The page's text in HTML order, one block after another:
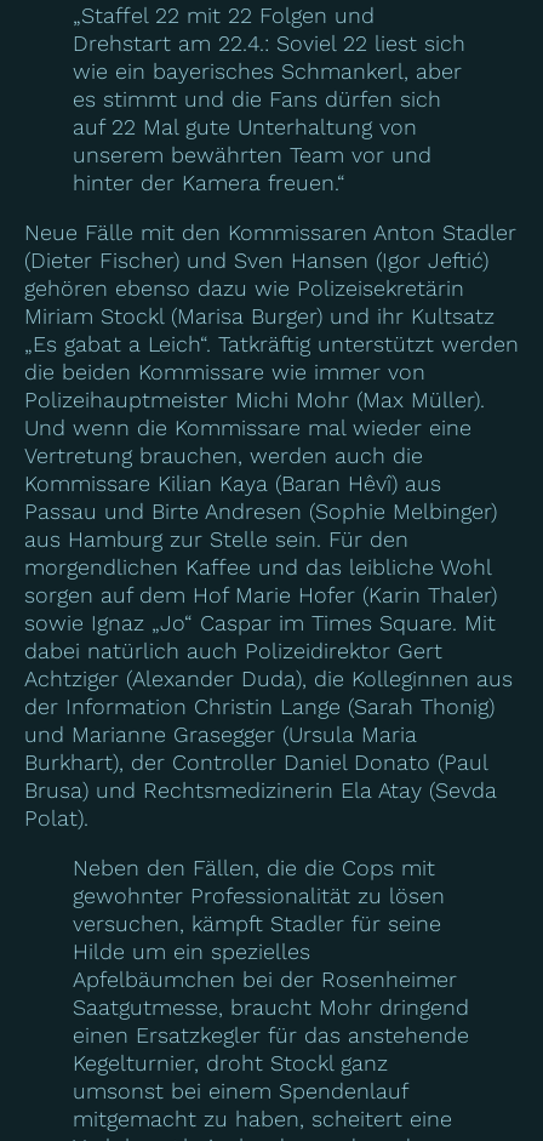
„Staffel 22 mit 22 Folgen und
Drehstart am 22.4.: Soviel 22 liest sich
wie ein bayerisches Schmankerl, aber
es stimmt und die Fans dürfen sich
auf 22 Mal gute Unterhaltung von
unserem bewährten Team vor und
hinter der Kamera freuen.“
Neue Fälle mit den Kommissaren Anton Stadler
(Dieter Fischer) und Sven Hansen (Igor Jeftić)
gehören ebenso dazu wie Polizeisekretärin
Miriam Stockl (Marisa Burger) und ihr Kultsatz
„Es gabat a Leich“. Tatkräftig unterstützt werden
die beiden Kommissare wie immer von
Polizeihauptmeister Michi Mohr (Max Müller).
Und wenn die Kommissare mal wieder eine
Vertretung brauchen, werden auch die
Kommissare Kilian Kaya (Baran Hêvî) aus
Passau und Birte Andresen (Sophie Melbinger)
aus Hamburg zur Stelle sein. Für den
morgendlichen Kaffee und das leibliche Wohl
sorgen auf dem Hof Marie Hofer (Karin Thaler)
sowie Ignaz „Jo“ Caspar im Times Square. Mit
dabei natürlich auch Polizeidirektor Gert
Achtziger (Alexander Duda), die Kolleginnen aus
der Information Christin Lange (Sarah Thonig)
und Marianne Grasegger (Ursula Maria
Burkhart), der Controller Daniel Donato (Paul
Brusa) und Rechtsmedizinerin Ela Atay (Sevda
Polat).
Neben den Fällen, die die Cops mit
gewohnter Professionalität zu lösen
versuchen, kämpft Stadler für seine
Hilde um ein spezielles
Apfelbäumchen bei der Rosenheimer
Saatgutmesse, braucht Mohr dringend
einen Ersatzkegler für das anstehende
Kegelturnier, droht Stockl ganz
umsonst bei einem Spendenlauf
mitgemacht zu haben, scheitert eine